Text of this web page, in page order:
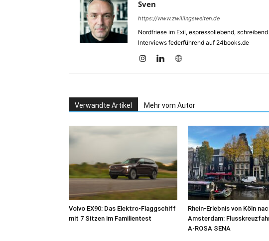
Sven
https://www.zwillingswelten.de
Nordfriese im Exil, espressoliebend,
Interviews federführend auf 24books.de
Verwandte Artikel Mehr vom Autor
Volvo EX90: Das Elektro-Flaggschiff
mit 7 Sitzen im Familientest
Rhein-Erlebnis von Köln
Amsterdam:
A-ROSA SENA